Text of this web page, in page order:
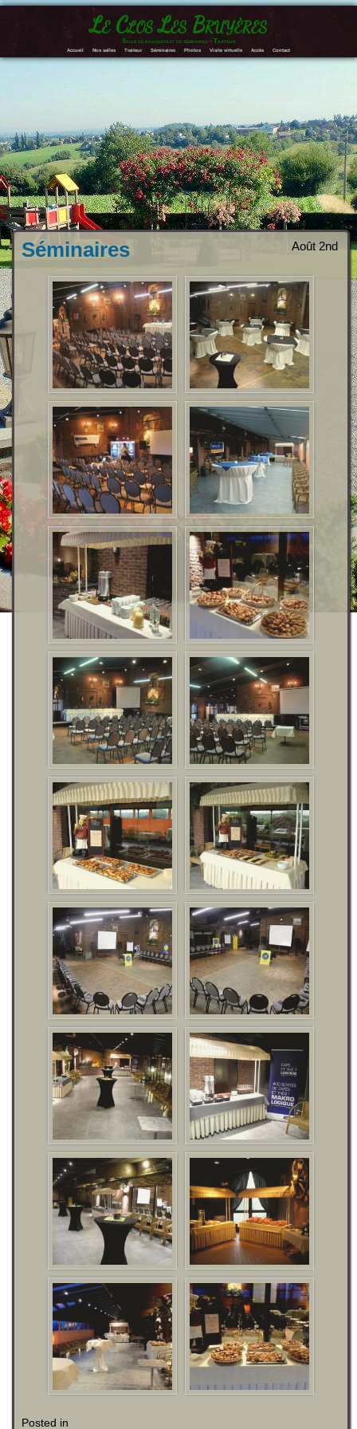
Le Clos Les Bruyères
Salle de banquets et de séminaires – Traiteur
Accueil Nos salles Traiteur Séminaires Photos Visite virtuelle Accès Contact
Août 2nd
Séminaires
Posted in